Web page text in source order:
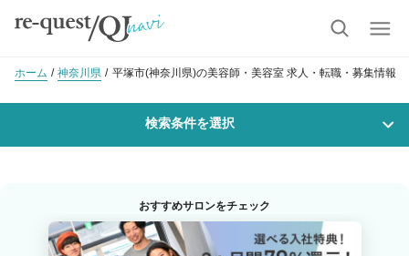
ホーム 神奈川県 平塚市(神奈川県)の美容師・美容室 求人・転職・募集情報
検索条件を選択
おすすめサロンをチェック